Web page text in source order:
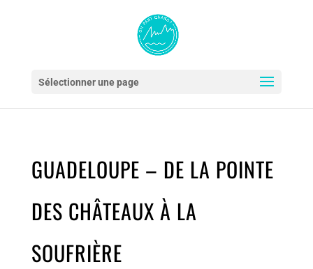
Sélectionner une page
GUADELOUPE – DE LA POINTE
DES CHÂTEAUX À LA
SOUFRIÈRE